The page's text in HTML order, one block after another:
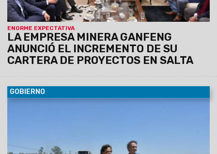
ENORME EXPECTATIVA
LA EMPRESA MINERA GANFENG
ANUNCIÓ EL INCREMENTO DE SU
CARTERA DE PROYECTOS EN SALTA
GOBIERNO
infancia de la zona.